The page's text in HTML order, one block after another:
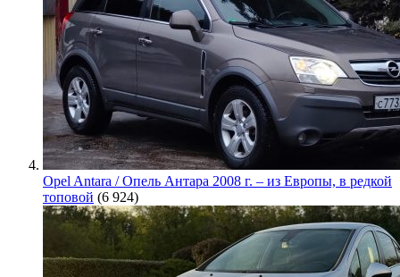
Opel Antara / Опель Антара 2008 г. – из Европы, в редкой
топовой (6 924)